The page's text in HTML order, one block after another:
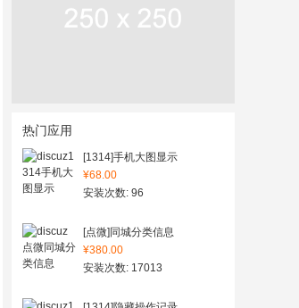
热门应用
[1314]手机大图显示
¥68.00
安装次数: 96
[点微]同城分类信息
¥380.00
安装次数: 17013